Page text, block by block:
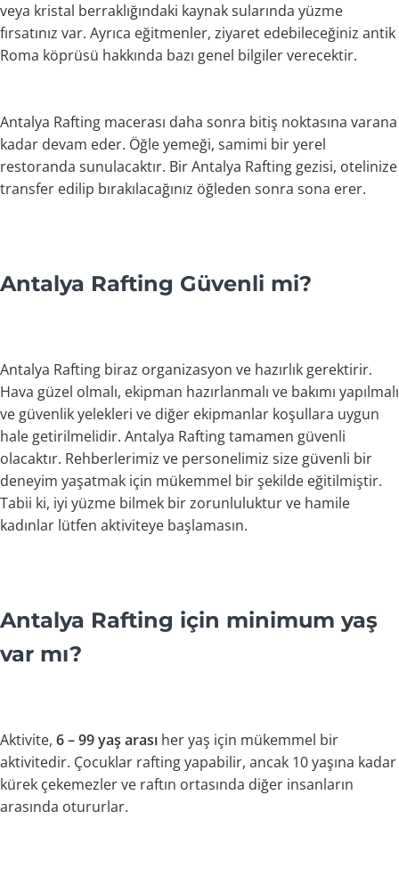
veya kristal berraklığındaki kaynak sularında yüzme
fırsatınız var. Ayrıca eğitmenler, ziyaret edebileceğiniz antik
Roma köprüsü hakkında bazı genel bilgiler verecektir.
Antalya Rafting macerası daha sonra bitiş noktasına varana
kadar devam eder. Öğle yemeği, samimi bir yerel
restoranda sunulacaktır. Bir Antalya Rafting gezisi, otelinize
transfer edilip bırakılacağınız öğleden sonra sona erer.
Antalya Rafting Güvenli mi?
Antalya Rafting biraz organizasyon ve hazırlık gerektirir.
Hava güzel olmalı, ekipman hazırlanmalı ve bakımı yapılmalı
ve güvenlik yelekleri ve diğer ekipmanlar koşullara uygun
hale getirilmelidir. Antalya Rafting tamamen güvenli
olacaktır. Rehberlerimiz ve personelimiz size güvenli bir
deneyim yaşatmak için mükemmel bir şekilde eğitilmiştir.
Tabii ki, iyi yüzme bilmek bir zorunluluktur ve hamile
kadınlar lütfen aktiviteye başlamasın.
Antalya Rafting için minimum yaş
var mı?
Aktivite, 6 – 99 yaş arası her yaş için mükemmel bir
aktivitedir. Çocuklar rafting yapabilir, ancak 10 yaşına kadar
kürek çekemezler ve raftın ortasında diğer insanların
arasında otururlar.